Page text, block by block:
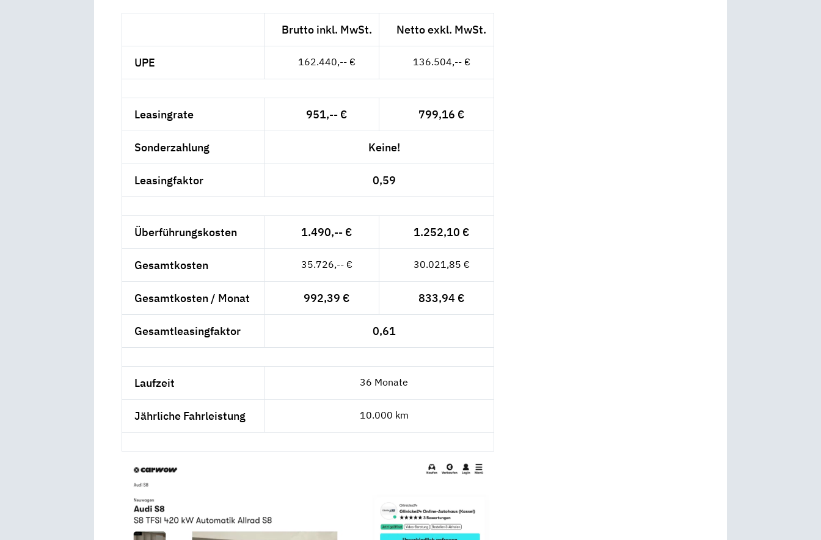
Brutto inkl. MwSt. Netto exkl. MwSt.
UPE 162.440,-- € 136.504,-- €
Leasingrate 951,-- € 799,16 €
Sonderzahlung Keine!
Leasingfaktor 0,59
Überführungskosten 1.490,-- € 1.252,10 €
Gesamtkosten 35.726,-- € 30.021,85 €
Gesamtkosten / Monat 992,39 € 833,94 €
Gesamtleasingfaktor 0,61
Laufzeit 36 Monate
Jährliche Fahrleistung 10.000 km